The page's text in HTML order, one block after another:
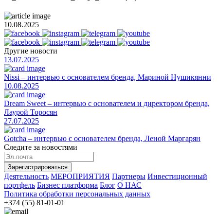
10.08.2025
Другие новости
13.07.2025
Nissi – интервью с основателем бренда, Мариной Нушикянни
10.08.2025
Dream Sweet – интервью с основателем и директором бренда,
Лаурой Торосян
27.07.2025
Gotcha – интервью с основателем бренда, Леной Маргарян
Следите за новостями
Зарегистрироваться
Деятельность МЕРОПРИЯТИЯ Партнеры Инвестиционный
портфель Бизнес платформа Блог О НАС
Политика обработки персональных данных
+374 (55) 81-01-01